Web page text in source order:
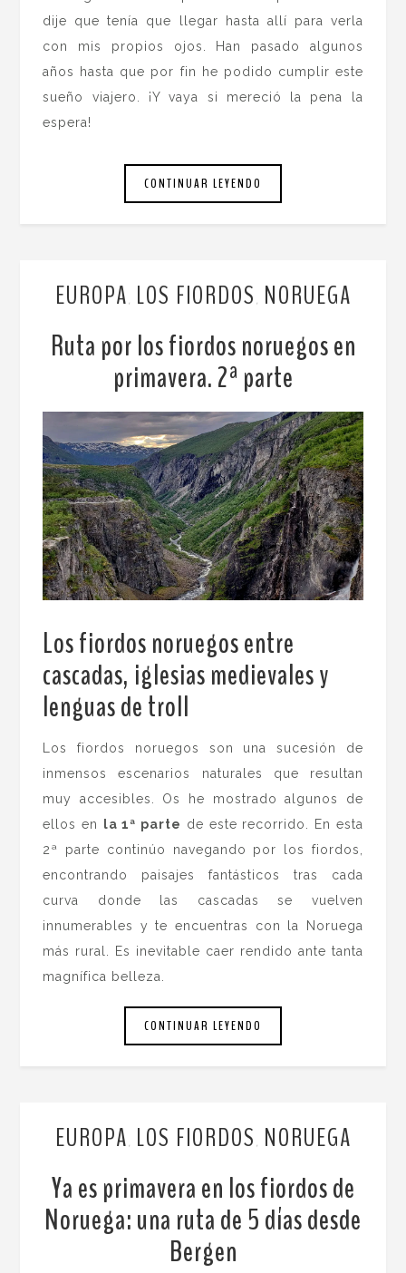
dije que tenía que llegar hasta allí para verla
con mis propios ojos. Han pasado algunos
años hasta que por fin he podido cumplir este
sueño viajero. ¡Y vaya si mereció la pena la
espera!
CONTINUAR LEYENDO
EUROPA LOS FIORDOS NORUEGA
Ruta por los fiordos noruegos en
primavera. 2ª parte
Los fiordos noruegos entre
cascadas, iglesias medievales y
lenguas de troll
Los fiordos noruegos son una sucesión de
inmensos escenarios naturales que resultan
muy accesibles. Os he mostrado algunos de
ellos en
la 1ª parte de este recorrido. En esta
2ª parte continúo navegando por los fiordos,
encontrando paisajes fantásticos tras cada
curva donde las cascadas se vuelven
innumerables y te encuentras con la Noruega
más rural. Es inevitable caer rendido ante tanta
magnífica belleza.
CONTINUAR LEYENDO
EUROPA, LOS FIORDOS , NORUEGA
Ya es primavera en los fiordos de
Noruega: una ruta de 5 días desde
Bergen